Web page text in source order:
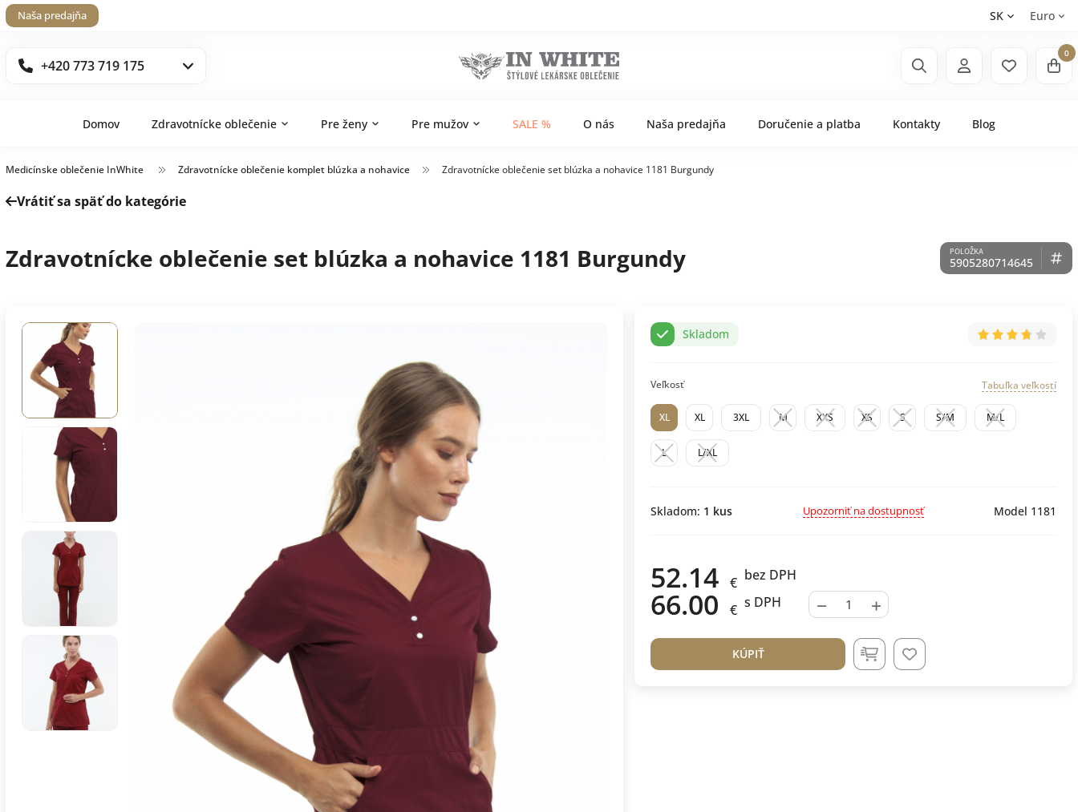
Naša predajňa SK Euro
+420 773 719 175
0
Domov Zdravotnícke oblečenie Pre ženy Pre mužov SALE % O nás Naša predajňa Doručenie a platba Kontakty Blog
Medicínske oblečenie InWhite Zdravotnícke oblečenie komplet blúzka a nohavice Zdravotnícke oblečenie set blúzka a nohavice 1181 Burgundy
Vrátiť sa späť do kategórie
Zdravotnícke oblečenie set blúzka a nohavice 1181 Burgundy 5905280714645
Skladom
Veľkosť Tabuľka veľkostí
XL XL 3XL M XXS XS S S/M M/L
L L/XL
Skladom: 1 kus Upozorniť na dostupnosť Model 1181
52.14 € bez DPH
66.00 € s DPH − +
KÚPIŤ